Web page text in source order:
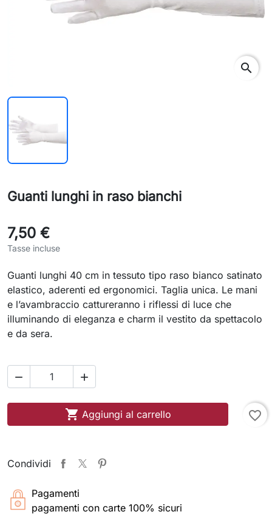
search
Guanti lunghi in raso bianchi
7,50 €
Tasse incluse
Guanti lunghi 40 cm in tessuto tipo raso bianco satinato
elastico, aderenti ed ergonomici. Taglia unica. Le mani
e l’avambraccio cattureranno i riflessi di luce che
illuminando di eleganza e charm il vestito da spettacolo
e da sera.
 
 Aggiungi al carrello favorite_border
Condividi
Pagamenti
pagamenti con carte 100% sicuri